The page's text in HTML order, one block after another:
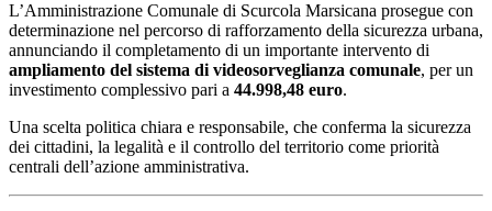
L’Amministrazione Comunale di Scurcola Marsicana prosegue con
determinazione nel percorso di rafforzamento della sicurezza urbana,
annunciando il completamento di un importante intervento di
ampliamento del sistema di videosorveglianza comunale, per un
investimento complessivo pari a 44.998,48 euro.
Una scelta politica chiara e responsabile, che conferma la sicurezza
dei cittadini, la legalità e il controllo del territorio come priorità
centrali dell’azione amministrativa.